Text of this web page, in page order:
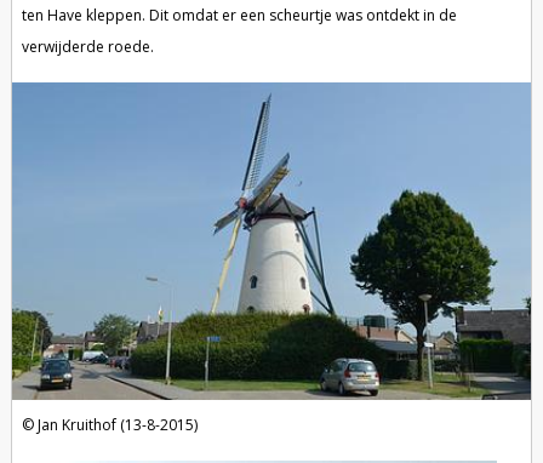
ten Have kleppen. Dit omdat er een scheurtje was ontdekt in de
verwijderde roede.
Jan Kruithof (13-8-2015)